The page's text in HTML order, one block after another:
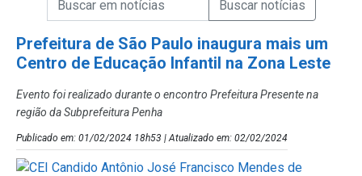
Prefeitura de São Paulo inaugura mais um
Centro de Educação Infantil na Zona Leste
Evento foi realizado durante o encontro Prefeitura Presente na
região da Subprefeitura Penha
Publicado em: 01/02/2024 18h53 | Atualizado em: 02/02/2024